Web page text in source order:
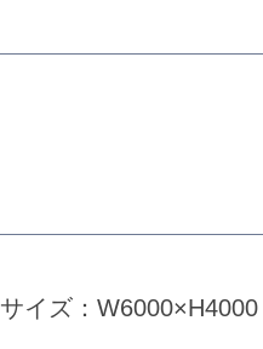
サイズ：W6000×H4000